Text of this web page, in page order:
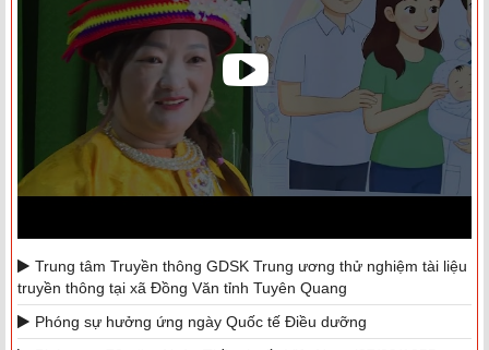
Trung tâm Truyền thông GDSK Trung ương thử nghiệm tài liệu
truyền thông tại xã Đồng Văn tỉnh Tuyên Quang
Phóng sự hưởng ứng ngày Quốc tế Điều dưỡng